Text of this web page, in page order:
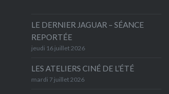
LE DERNIER JAGUAR – SÉANCE
REPORTÉE
jeudi 16 juillet 2026
LES ATELIERS CINÉ DE L’ÉTÉ
mardi 7 juillet 2026